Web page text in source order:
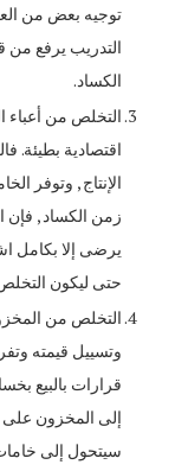
توجيه بعض من
التدريب يرفع
الكساد.
التخلص من أعباء
اقتصادية بطيئة.
الإنتاج , وتوفر
زمن الكساد , فإن
يرضى إلا بكامل
حتى ليكون
التخلص من
وتسييل قيمته
قرارات بالبيع
إلى المخزون على
سيتحول إلى